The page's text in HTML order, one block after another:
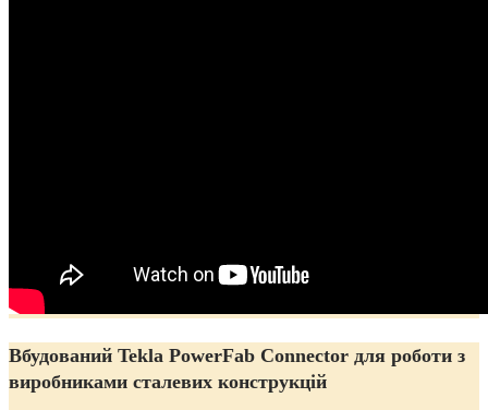
Вбудований Tekla PowerFab Connector для роботи з
виробниками сталевих конструкцій